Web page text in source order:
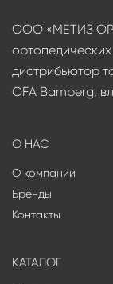
ООО «МЕТИЗ
дистрибьютор
OFA Bamberg,
О НАС
О компании
Бренды
Контакты
КАТАЛОГ